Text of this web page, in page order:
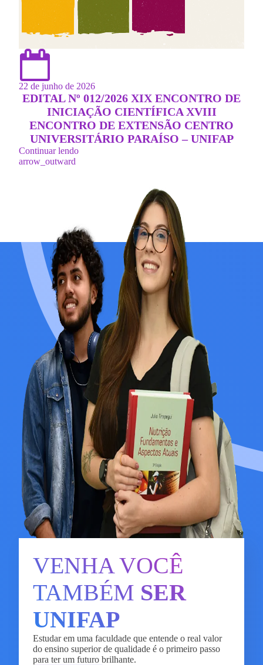
22 de junho de 2026
EDITAL Nº 012/2026 XIX ENCONTRO DE
INICIAÇÃO CIENTÍFICA XVIII
ENCONTRO DE EXTENSÃO CENTRO
UNIVERSITÁRIO PARAÍSO – UNIFAP
Continuar lendo
arrow_outward
VENHA VOCÊ
TAMBÉM SER
UNIFAP
Estudar em uma faculdade que entende o real valor
do ensino superior de qualidade é o primeiro passo
para ter um futuro brilhante.